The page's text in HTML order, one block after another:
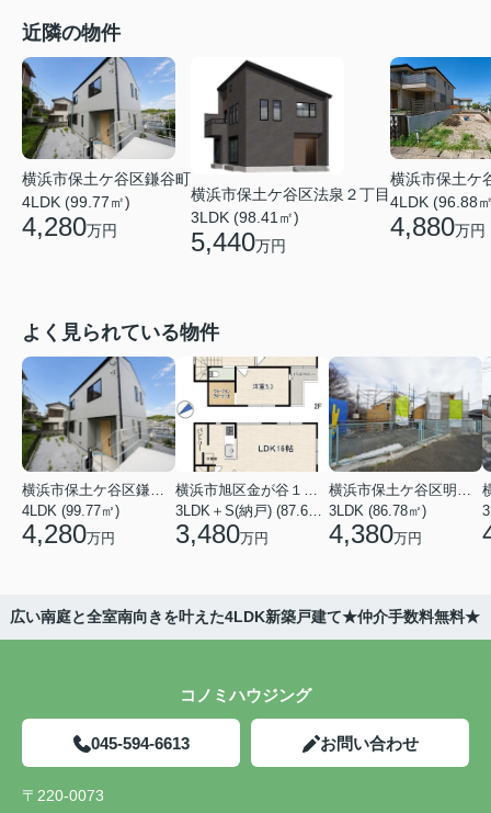
近隣の物件
横浜市保土ケ谷区鎌谷町
4LDK (99.77㎡)
4,280万円
横浜市保土ケ谷区法泉２丁目
3LDK (98.41㎡)
5,440万円
横浜市保土ケ
4LDK (96.88
4,880万円
よく見られている物件
4LDK (99.77㎡)
4,280万円 3,480万円
3LDK (86.78㎡)
4,380万円
広い南庭と全室南向きを叶えた4LDK新築戸建て★仲介手数料無料★
コノミハウジング
045-594-6613 お問い合わせ
〒220-0073